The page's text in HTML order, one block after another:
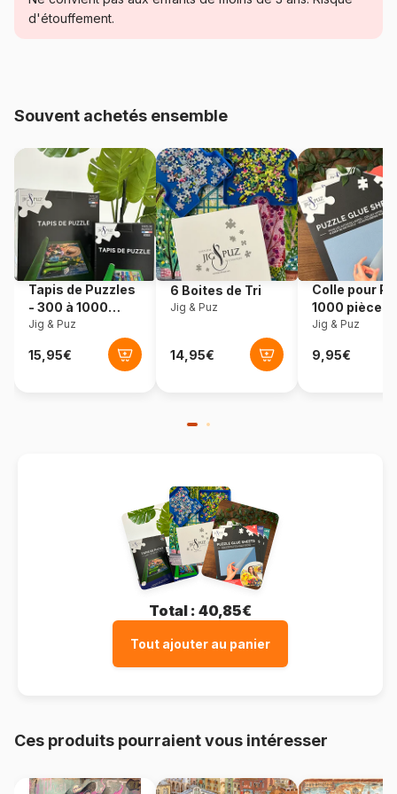
Catégorie
Heye-29860
EAN 4001689298609
Nombre de pièces 2000 pièces
Dimensions 136 x 0 x 48 cm
d'étouffement.
Souvent achetés ensemble
Tapis de Puzzles
- 300 à 1000
pièces
Jig & Puz
6 Boites de Tri
Jig & Puz
Colle pour
1000 pièces
Jig & Puz
Total : 40,85€
Tout ajouter au panier
Ces produits pourraient vous intéresser